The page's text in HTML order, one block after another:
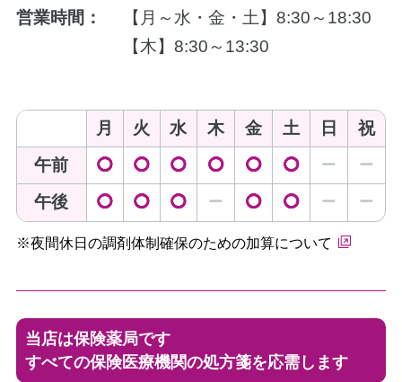
営業時間：
【月～水・金・土】8:30～18:30
【木】8:30～13:30
月 火 水 木 金 土 日
祝
午前
◯ ◯ ◯ ◯ ◯ ◯ ー ー
午後 ◯ ◯ ◯ ー ◯ ◯ ー ー
※夜間休日の調剤体制確保のための加算について
当店は保険薬局です
すべての保険医療機関の処方箋を応需します